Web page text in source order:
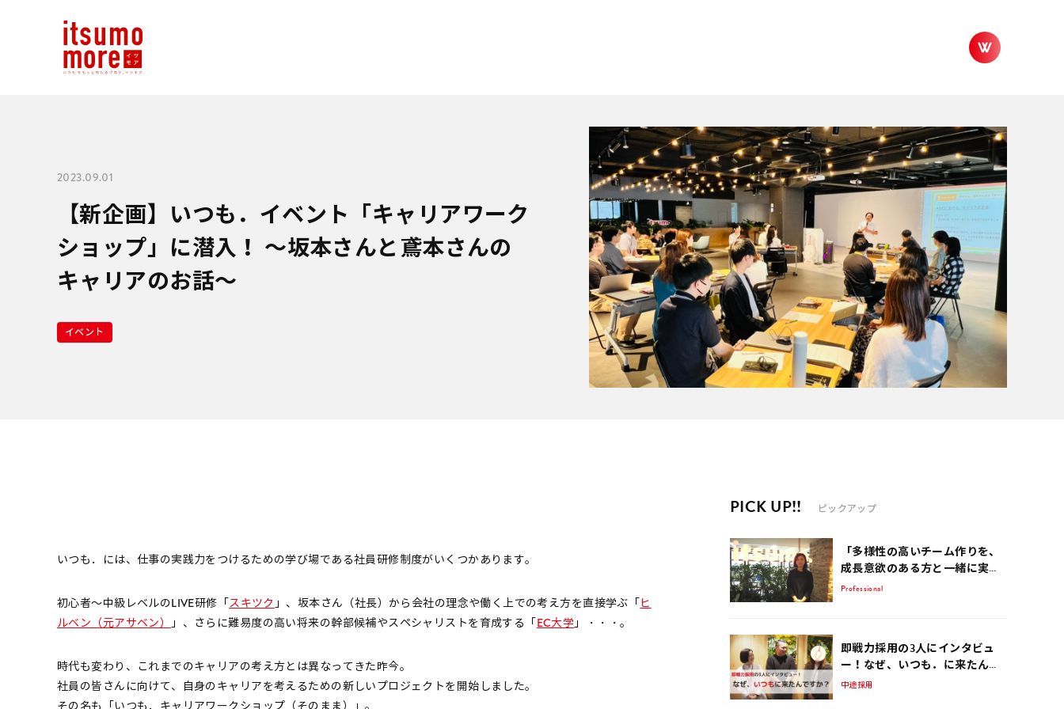
2023.09.01
【新企画】いつも．イベント「キャリアワーク
ショップ」に潜入！ ～坂本さんと鳶本さんの
キャリアのお話～
イベント
いつも．には、仕事の実践力をつけるための学び場である社員研修制度がいくつかあります。
初心者～中級レベルのLIVE研修「スキツク」、坂本さん（社長）から会社の理念や働く上での考え方を直接学ぶ「ヒ
ルベン（元アサベン）」、さらに難易度の高い将来の幹部候補やスペシャリストを育成する「EC大学」・・・。
時代も変わり、これまでのキャリアの考え方とは異なってきた昨今。
社員の皆さんに向けて、自身のキャリアを考えるための新しいプロジェクトを開始しました。
その名も「いつも．キャリアワークショップ（そのまま）」。
PICK UP!! ピックアップ
「多様性の高いチーム作りを、
成長意欲のある方と一緒に実現
していきたい」 EC事業サポート
Professional
即戦力採用の3人にインタビュ
ー！なぜ、いつも．に来たんで
すか？
中途採用